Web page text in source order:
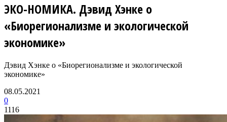
ЭКО-НОМИКА. Дэвид Хэнке о
«Биорегионализме и экологической
экономике»
Дэвид Хэнке о «Биорегионализме и экологической
экономике»
08.05.2021
0
1116